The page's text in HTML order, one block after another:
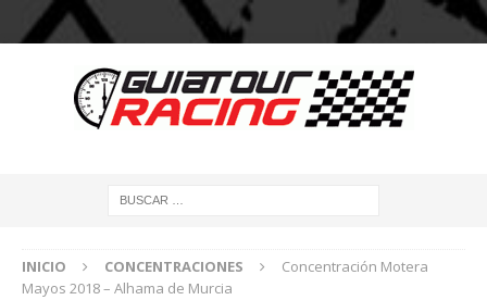
INICIO CONCENTRACIONES
Concentración Motera
Mayos 2018 – Alhama de Murcia